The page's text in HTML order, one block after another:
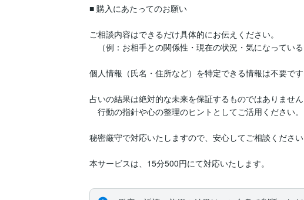
■ 購入にあたってのお願い
ご相談内容はできるだけ具体的にお伝えください。
（例：お相手との関係性・現在の状況・気になっている
個人情報（氏名・住所など）を特定できる情報は不要です
占いの結果は絶対的な未来を保証するものではありません
行動の指針や心の整理のヒントとしてご活用ください。
秘密厳守で対応いたしますので、安心してご相談ください